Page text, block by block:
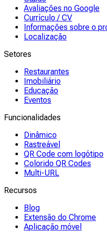
Avaliações no Google
Currículo / CV
Informações sobre o
Localização
Setores
Restaurantes
Imobiliário
Educação
Eventos
Funcionalidades
Dinâmico
Rastreável
QR Code com logótipo
Colorido QR Codes
Multi-URL
Recursos
Blog
Extensão do Chrome
Aplicação móvel